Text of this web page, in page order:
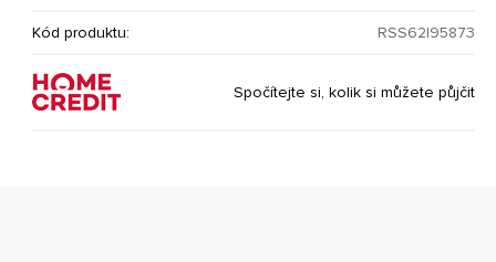
Kód produktu: RSS62|95873
Spočítejte si, kolik si můžete půjčit